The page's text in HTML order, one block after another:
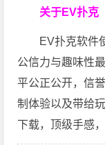
关于EV扑克
EV扑克软件
公信力与趣味性
平公正公开，信
制体验以及带给
下载，顶级手感